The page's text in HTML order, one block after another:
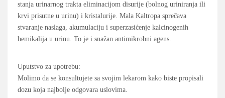
stanja urinarnog trakta eliminacijom disurije (bolnog uriniranja ili
krvi prisutne u urinu) i kristalurije. Mala Kaltropa sprečava
stvaranje naslaga, akumulaciju i superzasićenje kalcinogenih
hemikalija u urinu. To je i snažan antimikrobni agens.
Uputstvo za upotrebu:
Molimo da se konsultujete sa svojim lekarom kako biste propisali
dozu koja najbolje odgovara uslovima.